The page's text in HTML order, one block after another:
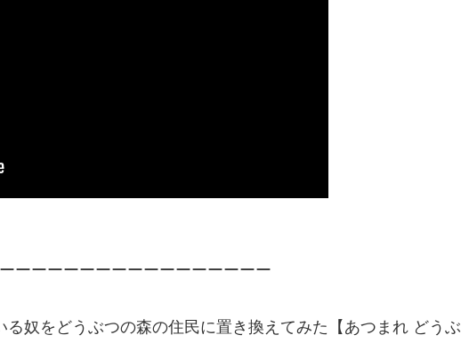
ーーーーーーーーーーーーーーーー
る奴をどうぶつの森の住民に置き換えてみた【あつまれ どうぶ